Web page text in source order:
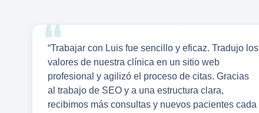
“Trabajar con Luis fue sencillo y eficaz. Tradujo los
valores de nuestra clínica en un sitio web
profesional y agilizó el proceso de citas. Gracias
al trabajo de SEO y a una estructura clara,
recibimos más consultas y nuevos pacientes cada